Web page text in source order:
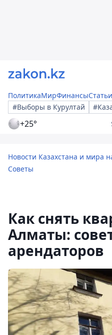
ПолитикаМирФинансыСтатьи
#Выборы в Курултай
+25°
Новости Казахстана и мира
Советы
Как снять
Алматы:
арендаторов